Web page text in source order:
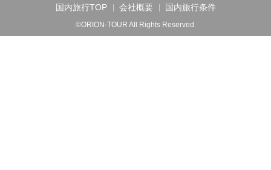
国内旅行TOP 会社概要 国内旅行条件
©ORION-TOUR All Rights Reserved.